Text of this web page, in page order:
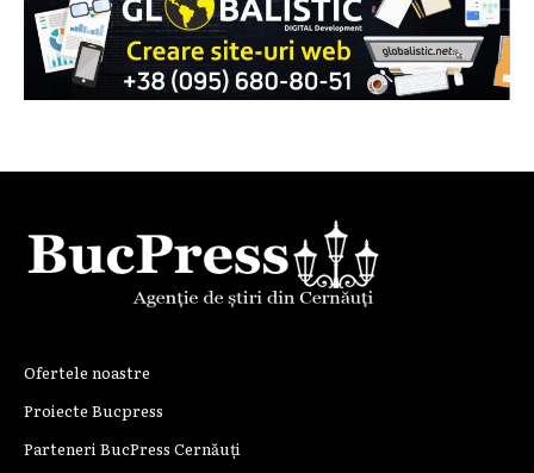
Ofertele noastre
Proiecte Bucpress
Parteneri BucPress Cernăuți